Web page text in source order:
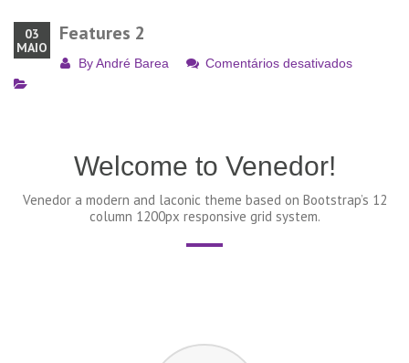
03
MAIO
Features 2
ByAndré Barea Comentários desativadosem
Welcome to Venedor!
Venedor a modern and laconic theme based on Bootstrap’s 12
column 1200px responsive grid system.